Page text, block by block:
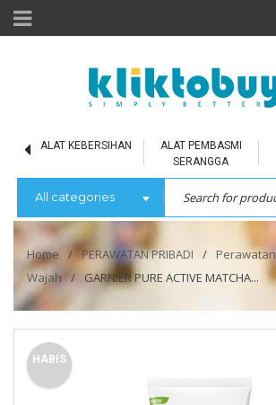
ALAT KEBERSIHAN
ALAT PEMBASMI
SERANGGA
All categories
Home / PERAWATAN PRIBADI / Perawatan
Wajah
/ GARNIER PURE ACTIVE MATCHA...
HABIS